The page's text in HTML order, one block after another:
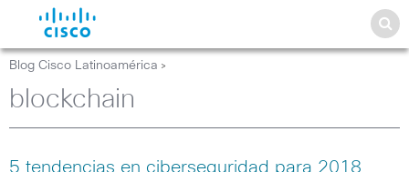
Blog Cisco Latinoamérica >
blockchain
5 tendencias en ciberseguridad para 2018